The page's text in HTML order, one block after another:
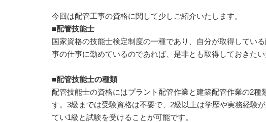
今回は配管工事の資格に関して少しご紹介いたします。
■配管技能士
国家資格の技能士検定制度の一種であり、自分が取得してい
事の仕事に勤めているのであれば、是非とも取得しておきたい
■配管技能士の種類
配管技能士の資格にはプラント配管作業と建築配管作業の2
す。3級までは受験資格は不要で、2級以上は学歴や実務経験
てい1級と試験を受けることが可能です。